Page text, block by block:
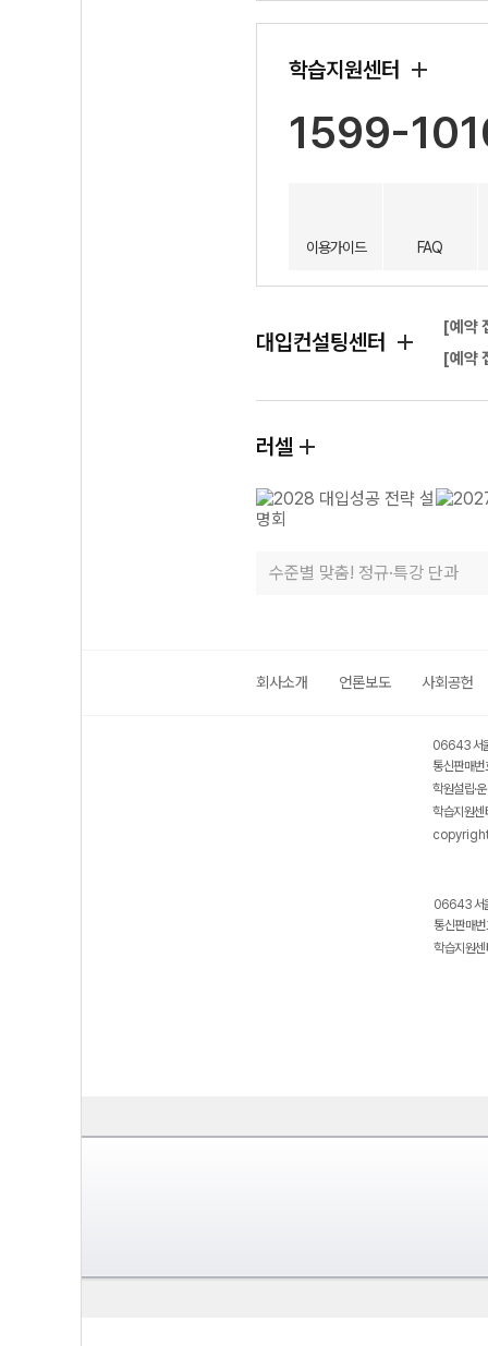
학습지원센터
1599-
이용가이드 FAQ
대입컨설팅센터
[예약
[예약
러셀
수준별 맞춤! 정규·특강 단과
회사소개 언론보도 사회공헌
06643 서
통신판매
학원설립·
학습지원
06643 서
통신판매
학습지원